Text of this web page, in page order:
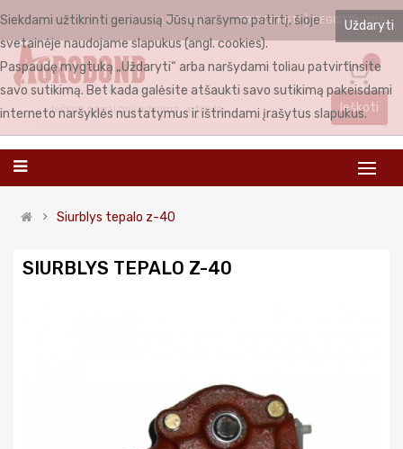
LIETUVIŲ PRISIJUNGTI REGISTRUOTIS
0
Ieškoti
Siurblys tepalo z-40
SIURBLYS TEPALO Z-40
Uždaryti
Siekdami užtikrinti geriausią Jūsų naršymo patirtį, šioje
svetainėje naudojame slapukus (angl. cookies).
Paspaudę mygtuką „Uždaryti“ arba naršydami toliau patvirtinsite
savo sutikimą. Bet kada galėsite atšaukti savo sutikimą pakeisdami
interneto naršyklės nustatymus ir ištrindami įrašytus slapukus.